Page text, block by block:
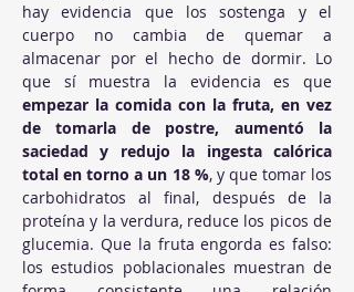
hay evidencia que los sostenga y el
cuerpo no cambia de quemar a
almacenar por el hecho de dormir. Lo
empezar la comida con la fruta, en vez
de tomarla de postre, aumentó la
saciedad y redujo la ingesta calórica
total en torno a un 18 %, y que tomar los
carbohidratos al final, después de la
proteína y la verdura, reduce los picos de
glucemia. Que la fruta engorda es falso:
los estudios poblacionales muestran de